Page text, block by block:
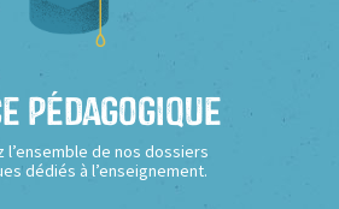
Pédagogique
l’ensemble de nos dossiers
dédiés à l’enseignement.